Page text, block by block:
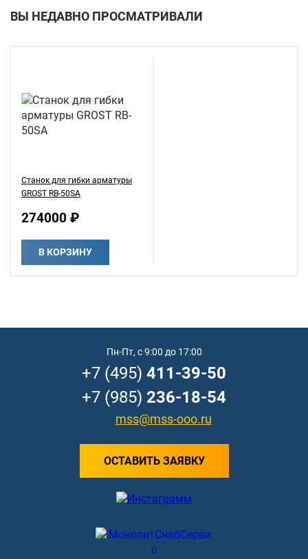
ВЫ НЕДАВНО ПРОСМАТРИВАЛИ
Станок для гибки арматуры
GROST RB-50SA
274000 ₽
В КОРЗИНУ
Пн-Пт, с 9:00 до 17:00
+7 (495) 411-39-50
+7 (985) 236-18-54
mss@mss-ooo.ru
ОСТАВИТЬ ЗАЯВКУ